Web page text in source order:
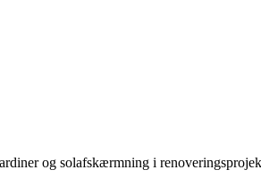
og solafskærmning i